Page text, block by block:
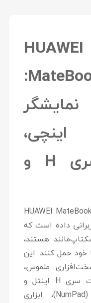
بررسی لپ‌تاپ HUAWEI
MateBook D 16 2024:
۱۶ اینچی،
پردازشگرهای سری H و
HUAWEI
داده است که
هستند،
خود حمل کنند. این
سخت‌افزاری ملموس،
بهره‌گیری از پردازنده‌های پرقدرت سری H اینتل و
تعبیه پد عددی اختصاصی (NumPad)، ابزاری